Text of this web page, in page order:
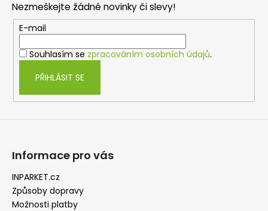
Nezmeškejte žádné novinky či slevy!
E-mail
Souhlasím se zpracováním osobních údajů.
PŘIHLÁSIT SE
Informace pro vás
INPARKET.cz
Způsoby dopravy
Možnosti platby